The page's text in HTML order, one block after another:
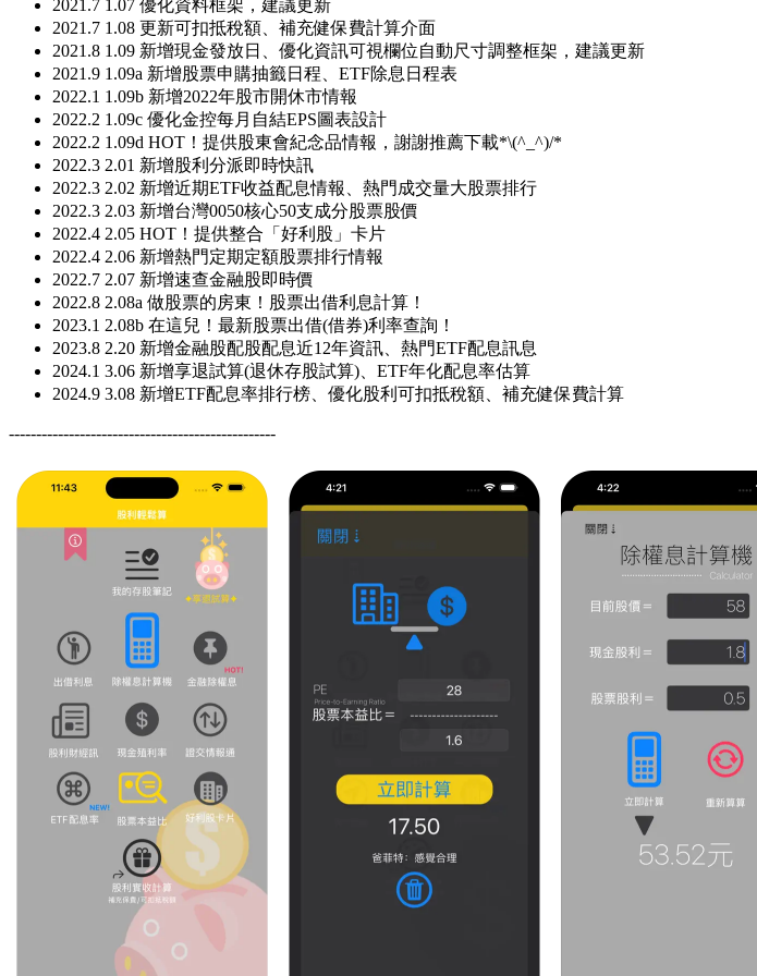
2021.7 1.07 優化資料框架，建議更新
2021.7 1.08 更新可扣抵稅額、補充健保費計算介面
2021.8 1.09 新增現金發放日、優化資訊可視欄位自動尺寸調整框架，建議更新
2021.9 1.09a 新增股票申購抽籤日程、ETF除息日程表
2022.1 1.09b 新增2022年股市開休市情報
2022.2 1.09c 優化金控每月自結EPS圖表設計
2022.2 1.09d HOT！提供股東會紀念品情報，謝謝推薦下載*\(^_^)/*
2022.3 2.01 新增股利分派即時快訊
2022.3 2.02 新增近期ETF收益配息情報、熱門成交量大股票排行
2022.3 2.03 新增台灣0050核心50支成分股票股價
2022.4 2.05 HOT！提供整合「好利股」卡片
2022.4 2.06 新增熱門定期定額股票排行情報
2022.7 2.07 新增速查金融股即時價
2022.8 2.08a 做股票的房東！股票出借利息計算！
2023.1 2.08b 在這兒！最新股票出借(借券)利率查詢！
2023.8 2.20 新增金融股配股配息近12年資訊、熱門ETF配息訊息
2024.1 3.06 新增享退試算(退休存股試算)、ETF年化配息率估算
2024.9 3.08 新增ETF配息率排行榜、優化股利可扣抵稅額、補充健保費計算
-------------------------------------------------